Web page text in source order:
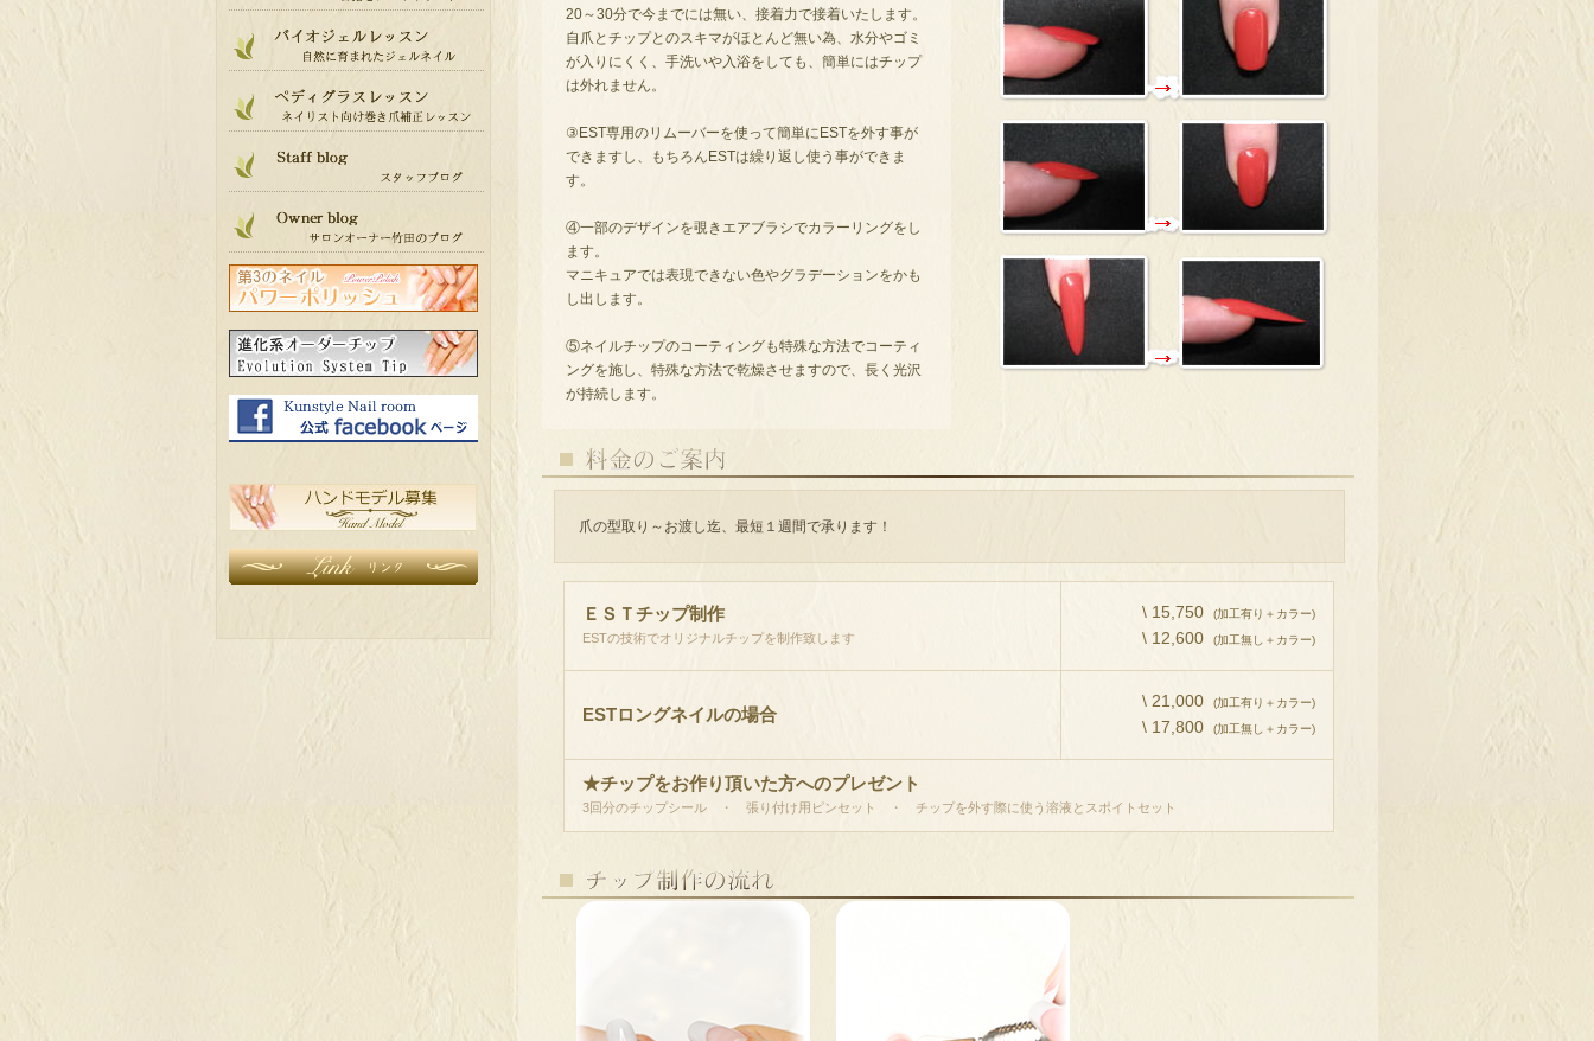
20～30分で今までには無い、接着力で接着いたします。
自爪とチップとのスキマがほとんど無い為、水分やゴミ
が入りにくく、手洗いや入浴をしても、簡単にはチップ
は外れません。
③EST専用のリムーバーを使って簡単にESTを外す事が
できますし、もちろんESTは繰り返し使う事ができま
す。
④一部のデザインを覗きエアブラシでカラーリングをし
ます。
マニキュアでは表現できない色やグラデーションをかも
し出します。
⑤ネイルチップのコーティングも特殊な方法でコーティ
ングを施し、特殊な方法で乾燥させますので、長く光沢
が持続します。
爪の型取り～お渡し迄、最短１週間で承ります！
ＥＳＴチップ制作
ESTの技術でオリジナルチップを制作致します
\ 15,750 (加工有り＋カラー)
\ 12,600 (加工無し＋カラー)
ESTロングネイルの場合
\ 21,000 (加工有り＋カラー)
\ 17,800 (加工無し＋カラー)
★チップをお作り頂いた方へのプレゼント
3回分のチップシール ・ 張り付け用ピンセット ・ チップを外す際に使う溶液とスポイトセット